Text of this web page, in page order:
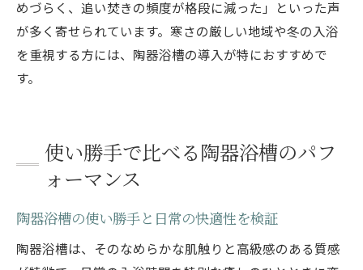
めづらく、追い焚きの頻度が格段に減った」といった声
が多く寄せられています。寒さの厳しい地域や冬の入浴
を重視する方には、陶器浴槽の導入が特におすすめで
す。
使い勝手で比べる陶器浴槽のパフ
ォーマンス
陶器浴槽の使い勝手と日常の快適性を検証
陶器浴槽は、そのなめらかな肌触りと高級感のある質感